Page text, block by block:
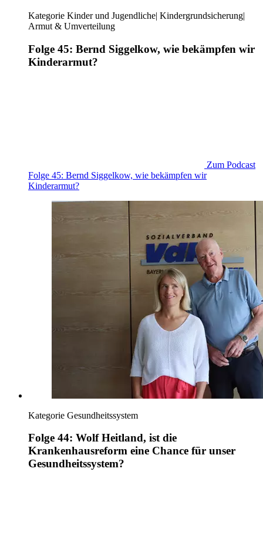
Kategorie Kinder und Jugendliche| Kindergrundsicherung|
Armut & Umverteilung
Folge 45: Bernd Siggelkow, wie bekämpfen wir
Kinderarmut?
Zum Podcast
Folge 45: Bernd Siggelkow, wie bekämpfen wir
Kinderarmut?
Kategorie Gesundheitssystem
Folge 44: Wolf Heitland, ist die
Krankenhausreform eine Chance für unser
Gesundheitssystem?